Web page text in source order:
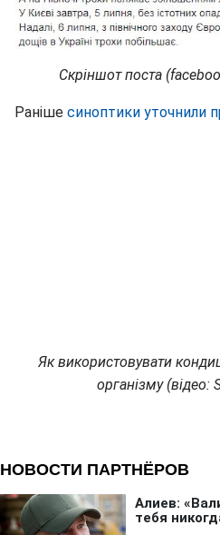
Скріншот поста
Раніше синоптики уточнили
Як використовувати
організму (відео: